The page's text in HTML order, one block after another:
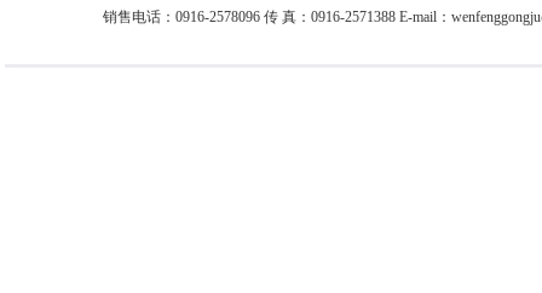
销售电话：0916-2578096 传 真：0916-2571388 E-mail：